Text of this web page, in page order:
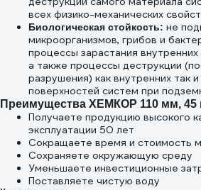
всех физико-механических
Биологическая стойкость: не
микроорганизмов, грибов и
процессы зарастания
а также процессы деструкции
разрушения) как внутренних так
поверхностей систем при
Преимущества ХЕМКОР 110 мм, 45
Получаете продукцию высокого
эксплуатации 50 лет
Сокращаете время и стоимость
Сохраняете окружающую среду
Уменьшаете инвестиционные
Поставляете чистую воду